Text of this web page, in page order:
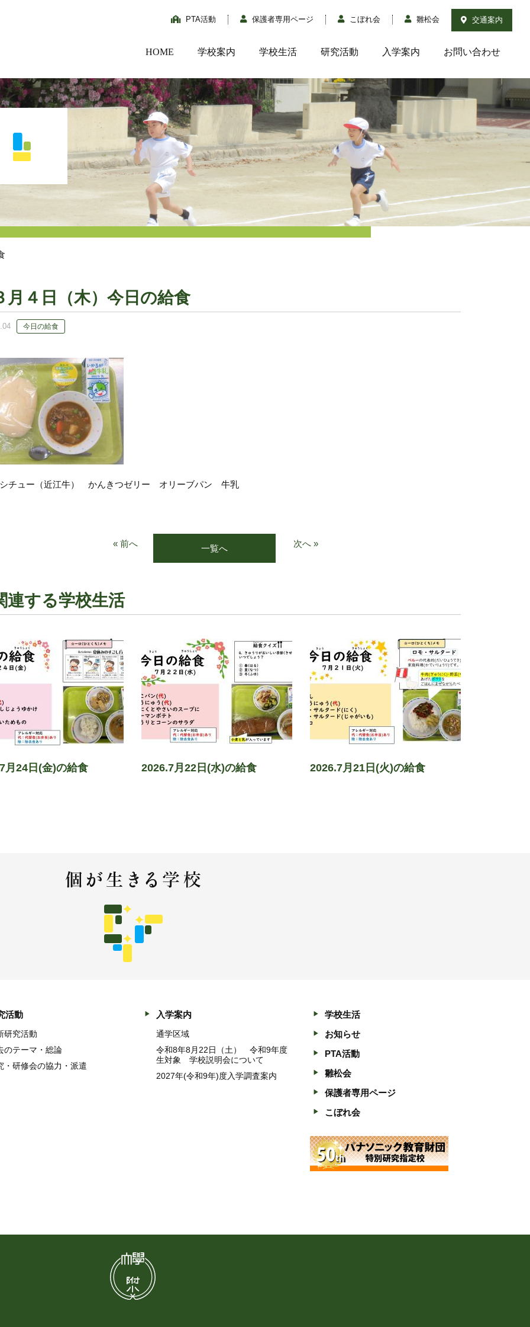
PTA活動 保護者専用ページ こぼれ会 雛松会 交通案内
HOME 学校案内 学校生活 研究活動 入学案内 お問い合わせ
月４日（木）今日の給食
今日の給食
チュー（近江牛） かんきつゼリー オリーブパン 牛乳
« 前へ 一覧へ 次へ »
連する学校生活
月24日(金)の給食 2026.7月22日(水)の給食 2026.7月21日(火)の給食
活動
研究活動
のテーマ・総論
・研修会の協力・派遣
入学案内
通学区域
令和8年8月22日（土） 令和9年度
生対象 学校説明会について
2027年(令和9年)度入学調査案内
学校生活
お知らせ
PTA活動
雛松会
保護者専用ページ
こぼれ会